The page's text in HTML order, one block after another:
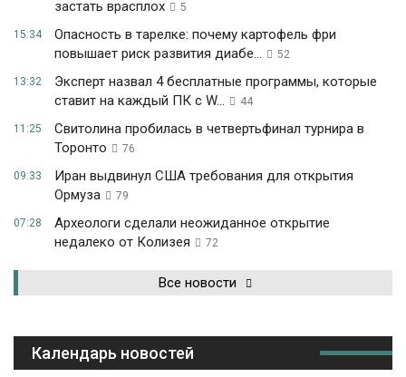
застать врасплох
5
15:34
Опасность в тарелке: почему картофель фри
повышает риск развития диабе...
52
13:32
Эксперт назвал 4 бесплатные программы, которые
ставит на каждый ПК с W...
44
11:25
Свитолина пробилась в четвертьфинал турнира в
Торонто
76
09:33
Иран выдвинул США требования для открытия
Ормуза
79
07:28
Археологи сделали неожиданное открытие
недалеко от Колизея
72
Все новости
Календарь новостей